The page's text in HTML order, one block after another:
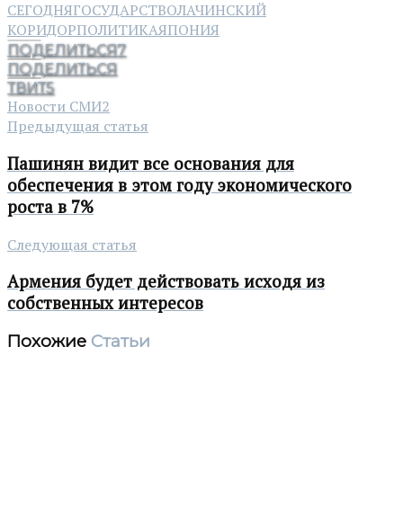
СЕГОДНЯГОСУДАРСТВОЛАЧИНСКИЙ
КОРИДОРПОЛИТИКАЯПОНИЯ
ПОДЕЛИТЬСЯ7
ПОДЕЛИТЬСЯ
ТВИТ5
Новости СМИ2
Предыдущая статья
Пашинян видит все основания для
обеспечения в этом году экономического
роста в 7%
Следующая статья
Армения будет действовать исходя из
собственных интересов
Похожие Статьи